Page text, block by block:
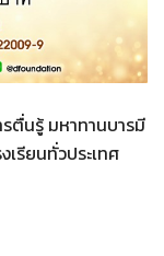
ตื่นรู้ มหาทานบารมี
รียนทั่วประเทศ